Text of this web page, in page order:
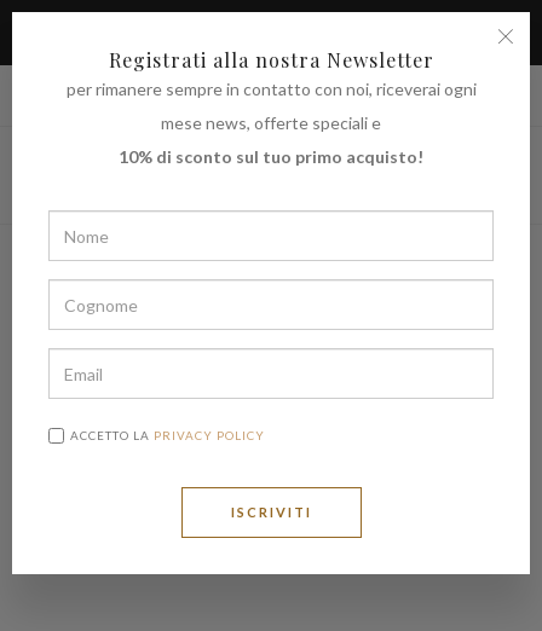
Spedire in UNITED STATES | € (EUR)
Registrati alla nostra Newsletter
per rimanere sempre in contatto con noi, riceverai ogni
mese news, offerte speciali e
10% di sconto sul tuo primo acquisto!
ACCETTO LA PRIVACY POLICY
ISCRIVITI